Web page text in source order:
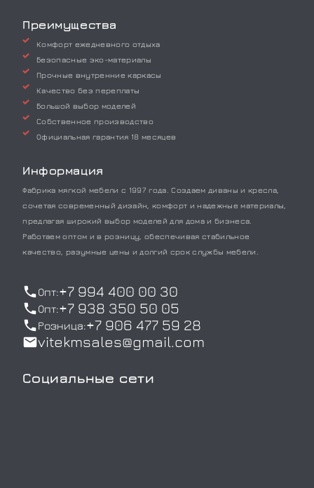
Опт:+7 994 400 00 30
Опт:+7 938 350 50 05
Розница:+7 906 477 59 28
vitekmsales@gmail.com
Социальные сети
Преимущества
Комфорт ежедневного отдыха
Безопасные эко-материалы
Прочные внутренние каркасы
Качество без переплаты
Большой выбор моделей
Собственное производство
Официальная гарантия 18 месяцев
Информация
Фабрика мягкой мебели с 1997 года. Создаем диваны и кресла,
сочетая современный дизайн, комфорт и надежные материалы,
предлагая широкий выбор моделей для дома и бизнеса.
Работаем оптом и в розницу, обеспечивая стабильное
качество, разумные цены и долгий срок службы мебели.